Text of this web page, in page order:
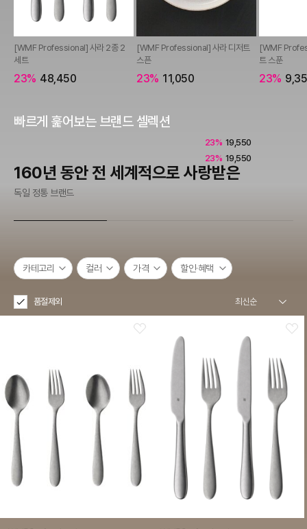
[WMF Professional] 사라 2종 2
세트
23% 48,450
[WMF Professional] 사라 디저트
스픈
23% 11,050
[WMF
트 스푼
23%
빠르게 훑어보는 브랜드 셀렉션
160년 동안 전 세계적으로 사랑받은
독일 정통 브랜드
23% 19,550
23% 19,550
카테고리 컬러 가격 할인·혜택
품절제외